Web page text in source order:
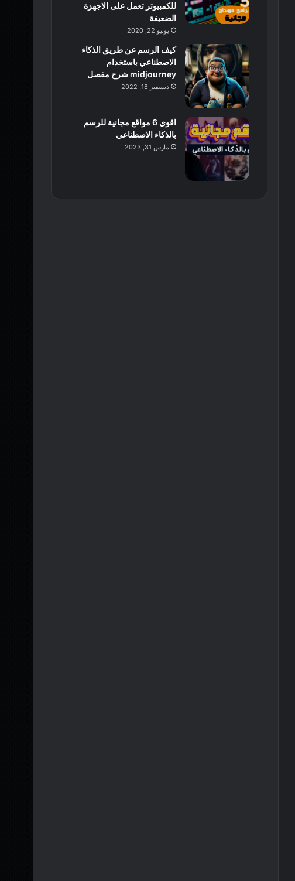
للكمبيوتر تعمل على الاجهزة
الضعيفة
يونيو 22, 2020
كيف الرسم عن طريق الذكاء
الاصطناعي باستخدام
midjourney شرح مفصل
ديسمبر 18, 2022
اقوي 6 مواقع مجانية للرسم
بالذكاء الاصطناعي
مارس 31, 2023